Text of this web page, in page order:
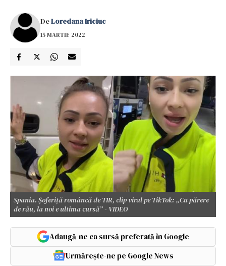
DeLoredana Iriciuc
15 MARTIE 2022
Spania. Șoferiță româncă de TIR, clip viral pe TikTok: „Cu părere
de rău, la noi e ultima cursă” - VIDEO
Adaugă-ne ca sursă preferată în Google
Urmărește-ne pe Google News